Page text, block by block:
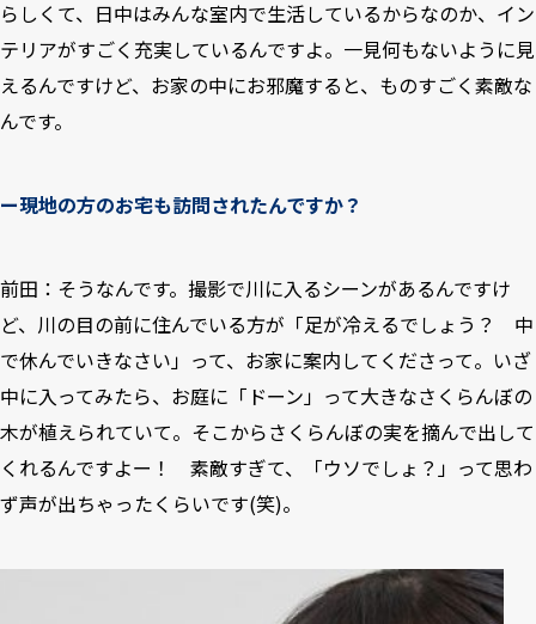
らしくて、日中はみんな室内で生活しているからなのか、イン
テリアがすごく充実しているんですよ。一見何もないように見
えるんですけど、お家の中にお邪魔すると、ものすごく素敵な
んです。
ー現地の方のお宅も訪問されたんですか？
前田：そうなんです。撮影で川に入るシーンがあるんですけ
ど、川の目の前に住んでいる方が「足が冷えるでしょう？ 中
で休んでいきなさい」って、お家に案内してくださって。いざ
中に入ってみたら、お庭に「ドーン」って大きなさくらんぼの
木が植えられていて。そこからさくらんぼの実を摘んで出して
くれるんですよー！ 素敵すぎて、「ウソでしょ？」って思わ
ず声が出ちゃったくらいです(笑)。